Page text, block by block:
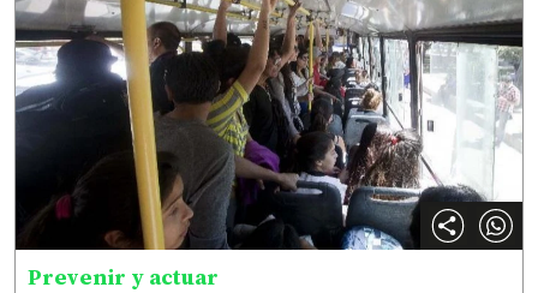
Prevenir y actuar